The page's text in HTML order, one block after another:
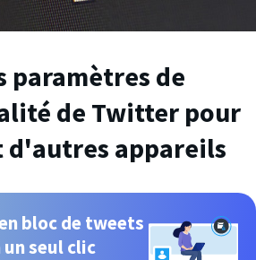
paramètres de
de Twitter pour
d'autres appareils
bloc de tweets
seul clic